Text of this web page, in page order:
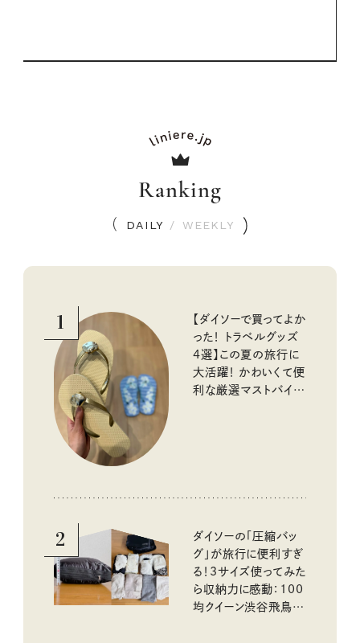
Ranking
DAILY / WEEKLY
1
【ダイソーで買ってよか
った！ トラベルグッズ
4選】この夏の旅行に
大活躍！ かわいくて便
利な厳選マストバイア
2
ダイソーの「圧縮バッ
グ」が旅行に便利すぎ
る！3サイズ使ってみた
ら収納力に感動：100
均クイーン渋谷飛鳥の